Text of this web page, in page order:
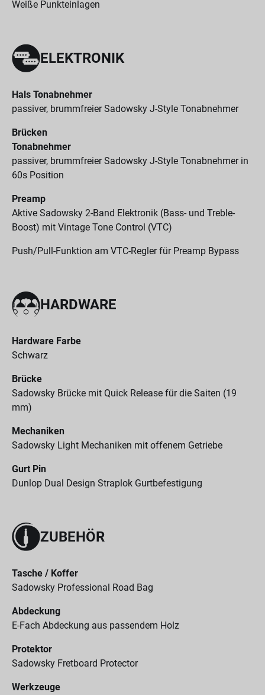
Weiße Punkteinlagen
ELEKTRONIK
Hals Tonabnehmer
passiver, brummfreier Sadowsky J-Style Tonabnehmer
Brücken
Tonabnehmer
passiver, brummfreier Sadowsky J-Style Tonabnehmer in
60s Position
Preamp
Aktive Sadowsky 2-Band Elektronik (Bass- und Treble-
Boost) mit Vintage Tone Control (VTC)
Push/Pull-Funktion am VTC-Regler für Preamp Bypass
HARDWARE
Hardware Farbe
Schwarz
Brücke
Sadowsky Brücke mit Quick Release für die Saiten (19
mm)
Mechaniken
Sadowsky Light Mechaniken mit offenem Getriebe
Gurt Pin
Dunlop Dual Design Straplok Gurtbefestigung
ZUBEHÖR
Tasche / Koffer
Sadowsky Professional Road Bag
Abdeckung
E-Fach Abdeckung aus passendem Holz
Protektor
Sadowsky Fretboard Protector
Werkzeuge